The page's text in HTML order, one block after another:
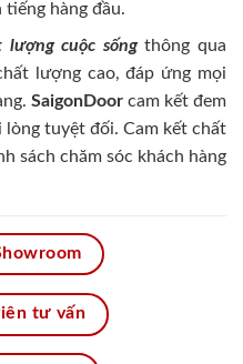
hàng đầu.
lượng cuộc sốngthông qua
lượng cao, đáp ứng mọi
SaigonDoorcam kết đem
lòng tuyệt đối. Cam kết chất
sách chăm sóc khách hàng
tư vấn